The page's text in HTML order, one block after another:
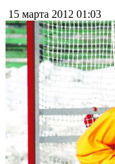
15 марта 2012 01:03